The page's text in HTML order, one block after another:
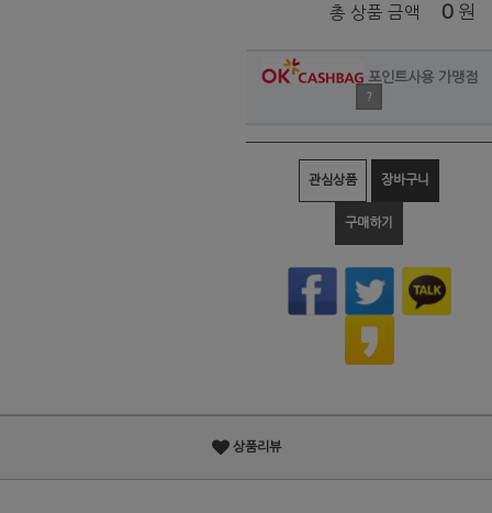
총 상품 금액 0 원
포인트사용 가맹점
?
관심상품 장바구니
구매하기
상품리뷰